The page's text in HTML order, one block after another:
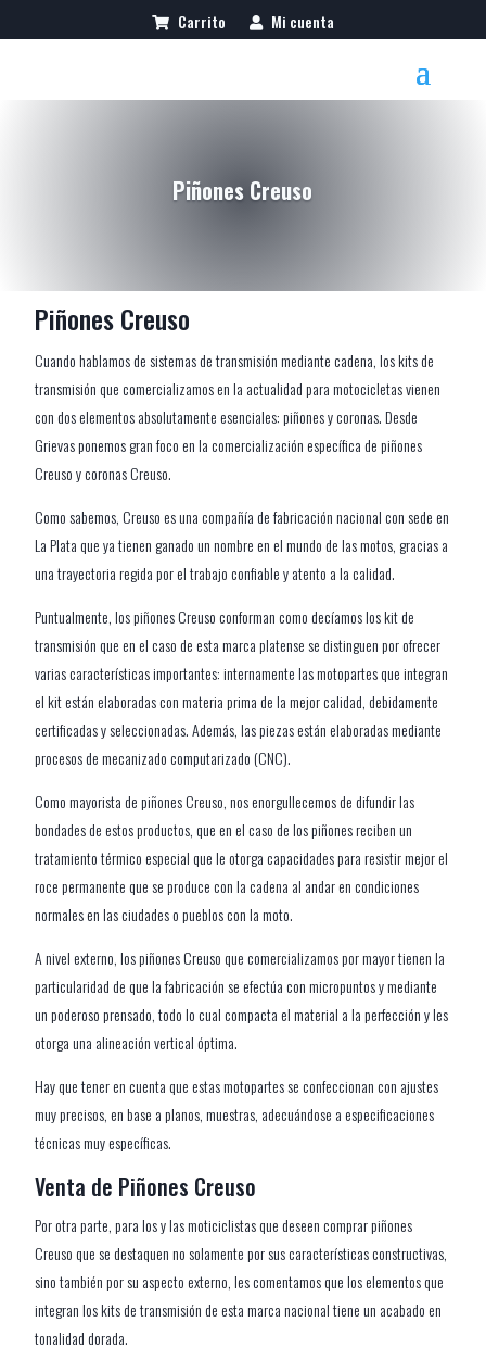
Carrito Mi cuenta
Piñones Creuso
Piñones Creuso
Cuando hablamos de sistemas de transmisión mediante cadena, los kits de
transmisión que comercializamos en la actualidad para motocicletas vienen
con dos elementos absolutamente esenciales: piñones y coronas. Desde
Grievas ponemos gran foco en la comercialización específica de piñones
Creuso y coronas Creuso.
Como sabemos, Creuso es una compañía de fabricación nacional con sede en
La Plata que ya tienen ganado un nombre en el mundo de las motos, gracias a
una trayectoria regida por el trabajo confiable y atento a la calidad.
Puntualmente, los piñones Creuso conforman como decíamos los kit de
transmisión que en el caso de esta marca platense se distinguen por ofrecer
varias características importantes: internamente las motopartes que integran
el kit están elaboradas con materia prima de la mejor calidad, debidamente
certificadas y seleccionadas. Además, las piezas están elaboradas mediante
procesos de mecanizado computarizado (CNC).
Como mayorista de piñones Creuso, nos enorgullecemos de difundir las
bondades de estos productos, que en el caso de los piñones reciben un
tratamiento térmico especial que le otorga capacidades para resistir mejor el
roce permanente que se produce con la cadena al andar en condiciones
normales en las ciudades o pueblos con la moto.
A nivel externo, los piñones Creuso que comercializamos por mayor tienen la
particularidad de que la fabricación se efectúa con micropuntos y mediante
un poderoso prensado, todo lo cual compacta el material a la perfección y les
otorga una alineación vertical óptima.
Hay que tener en cuenta que estas motopartes se confeccionan con ajustes
muy precisos, en base a planos, muestras, adecuándose a especificaciones
técnicas muy específicas.
Venta de Piñones Creuso
Por otra parte, para los y las moticiclistas que deseen comprar piñones
Creuso que se destaquen no solamente por sus características constructivas,
sino también por su aspecto externo, les comentamos que los elementos que
integran los kits de transmisión de esta marca nacional tiene un acabado en
tonalidad dorada.